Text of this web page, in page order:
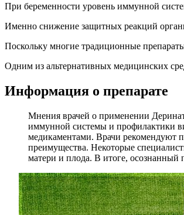
При беременности уровень иммунной
Именно снижение защитных реакций
Поскольку многие традиционные
Одним из альтернативных медицинских
Информация о препарате
Мнения врачей о применении
иммунной системы и профилактики
медикаментами. Врачи рекомендуют
преимущества. Некоторые
матери и плода. В итоге, осознанный